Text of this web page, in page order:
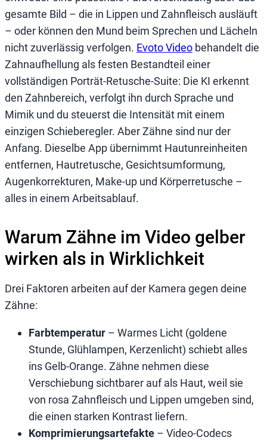
gesamte Bild – die in Lippen und Zahnfleisch ausläuft
– oder können den Mund beim Sprechen und Lächeln
nicht zuverlässig verfolgen. Evoto Video behandelt die
Zahnaufhellung als festen Bestandteil einer
vollständigen Porträt-Retusche-Suite: Die KI erkennt
den Zahnbereich, verfolgt ihn durch Sprache und
Mimik und du steuerst die Intensität mit einem
einzigen Schieberegler. Aber Zähne sind nur der
Anfang. Dieselbe App übernimmt Hautunreinheiten
entfernen, Hautretusche, Gesichtsumformung,
Augenkorrekturen, Make-up und Körperretusche –
alles in einem Arbeitsablauf.
Warum Zähne im Video gelber
wirken als in Wirklichkeit
Drei Faktoren arbeiten auf der Kamera gegen deine
Zähne:
Farbtemperatur – Warmes Licht (goldene
Stunde, Glühlampen, Kerzenlicht) schiebt alles
ins Gelb-Orange. Zähne nehmen diese
Verschiebung sichtbarer auf als Haut, weil sie
von rosa Zahnfleisch und Lippen umgeben sind,
die einen starken Kontrast liefern.
Komprimierungsartefakte – Video-Codecs